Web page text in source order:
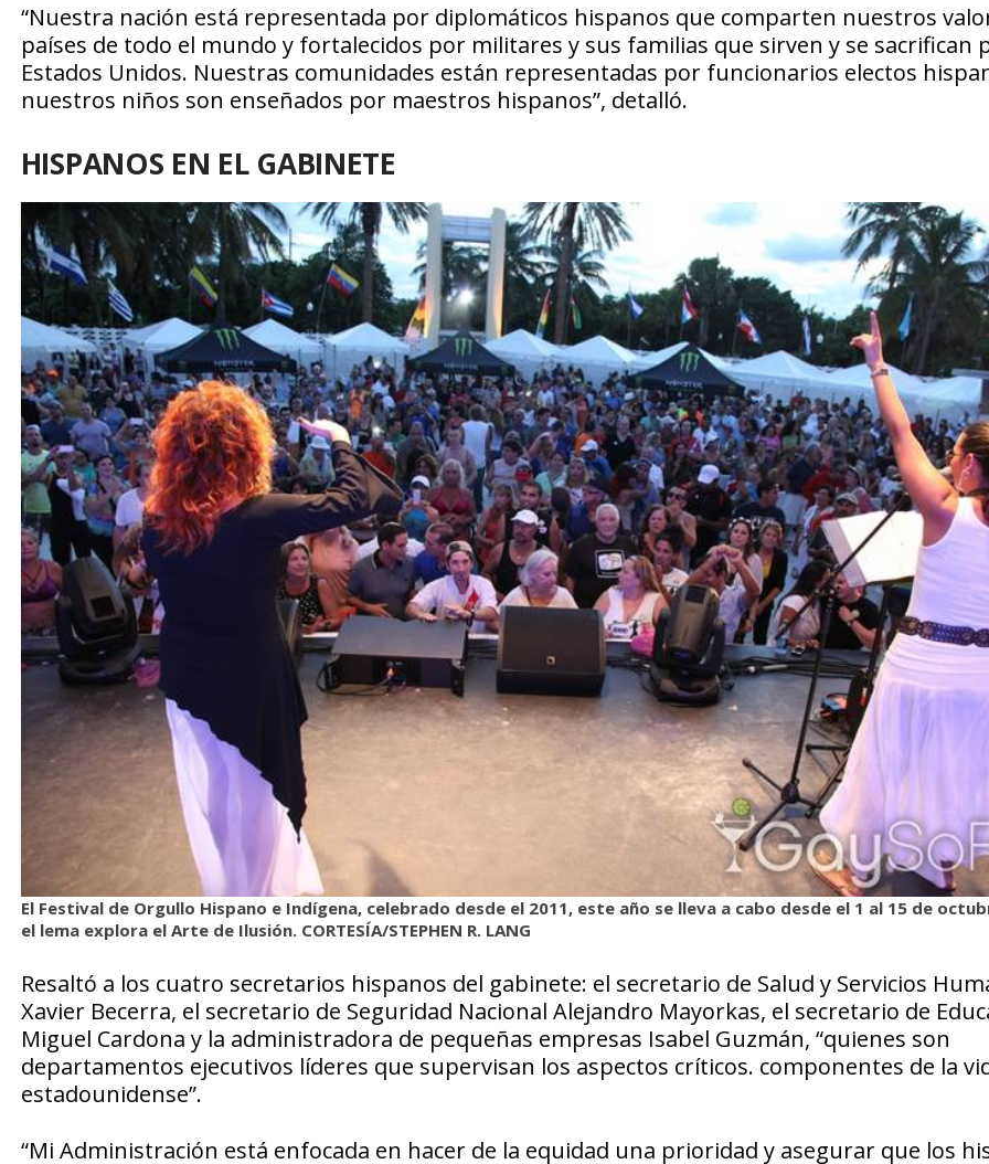
“Nuestra nación está representada por diplomáticos hispanos que comparten nuestros
países de todo el mundo y fortalecidos por militares y sus familias que sirven y se sacrifican
Estados Unidos. Nuestras comunidades están representadas por funcionarios electos
nuestros niños son enseñados por maestros hispanos”, detalló.
HISPANOS EN EL GABINETE
El Festival de Orgullo Hispano e Indígena, celebrado desde el 2011, este año se lleva a cabo desde el 1 al 15 de
el lema explora el Arte de Ilusión. CORTESÍA/STEPHEN R. LANG
Resaltó a los cuatro secretarios hispanos del gabinete: el secretario de Salud y Servicios
Xavier Becerra, el secretario de Seguridad Nacional Alejandro Mayorkas, el secretario de
Miguel Cardona y la administradora de pequeñas empresas Isabel Guzmán, “quienes son
departamentos ejecutivos líderes que supervisan los aspectos críticos. componentes de la
estadounidense”.
“Mi Administración está enfocada en hacer de la equidad una prioridad y asegurar que los